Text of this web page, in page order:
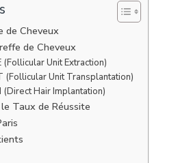
de Cheveux
de Cheveux
(Follicular Unit Extraction)
(Follicular Unit Transplantation)
(Direct Hair Implantation)
Taux de Réussite